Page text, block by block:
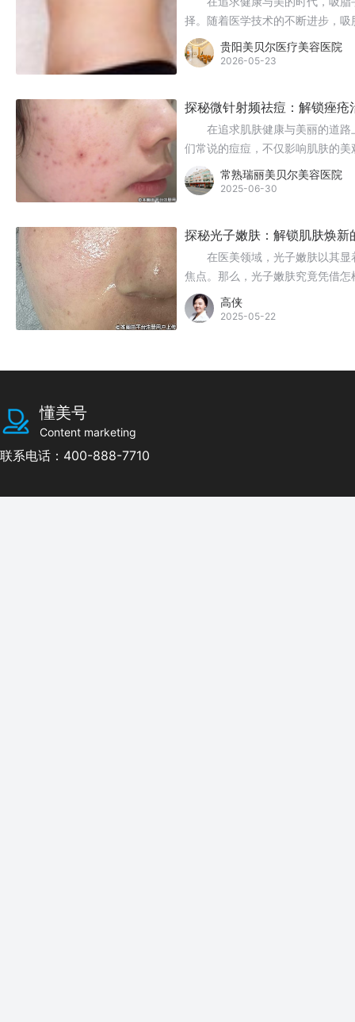
择。随着医学技术的不断进步，
的术式。本文将系统梳理三大主
其原理、优势及适用场景，助您
贵阳美贝尔医疗美容医院
2026-05-23
探秘微针射频祛痘：解锁痤疮
在追求肌肤健康与美丽的道路
们常说的痘痘，不仅影响肌肤的
虽能在一定程度上缓解痤疮症状
说，单一的药物治疗往往难以满
常熟瑞丽美贝尔美容医院
2025-06-30
探秘光子嫩肤：解锁肌肤焕新
在医美领域，光子嫩肤以其显
焦点。那么，光子嫩肤究竟凭借
析。
高侠
2025-05-22
懂美号
Content marketing
联系电话：400-888-7710